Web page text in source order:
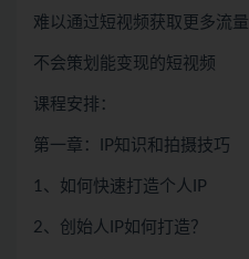
难以通过短视频获取更多流量
不会策划能变现的短视频
课程安排：
第一章：IP知识和拍摄技巧
1、如何快速打造个人IP
2、创始人IP如何打造？